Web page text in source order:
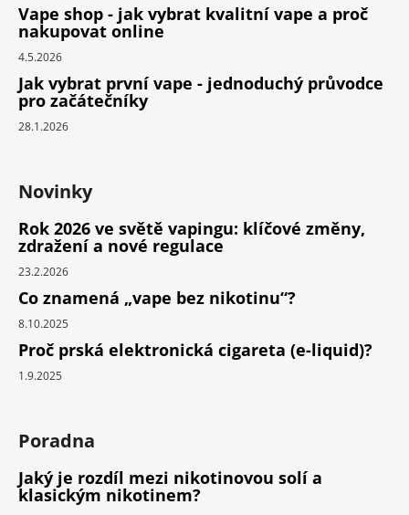
Vape shop - jak vybrat kvalitní vape a proč
nakupovat online
4.5.2026
Jak vybrat první vape - jednoduchý průvodce
pro začátečníky
28.1.2026
Novinky
Rok 2026 ve světě vapingu: klíčové změny,
zdražení a nové regulace
23.2.2026
Co znamená „vape bez nikotinu“?
8.10.2025
Proč prská elektronická cigareta (e-liquid)?
1.9.2025
Poradna
Jaký je rozdíl mezi nikotinovou solí a
klasickým nikotinem?